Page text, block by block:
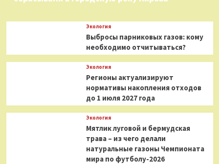
Экология
Выбросы парниковых газов: кому
необходимо отчитываться?
Экология
Регионы актуализируют
нормативы накопления отходов
до 1 июля 2027 года
Экология
Мятлик луговой и бермудская
трава – из чего делали
натуральные газоны Чемпионата
мира по футболу-2026